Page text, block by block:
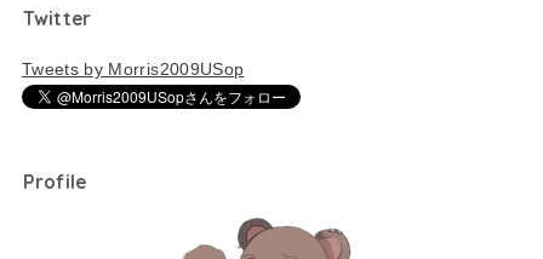
Twitter
Tweets by Morris2009USop
Profile